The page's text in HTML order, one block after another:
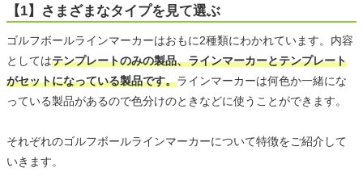
【1】さまざまなタイプを見て選ぶ
ゴルフボールラインマーカーはおもに2種類にわかれています。内容
としてはテンプレートのみの製品、ラインマーカーとテンプレート
がセットになっている製品です。ラインマーカーは何色か一緒にな
っている製品があるので色分けのときなどに使うことができます。
それぞれのゴルフボールラインマーカーについて特徴をご紹介して
いきます。